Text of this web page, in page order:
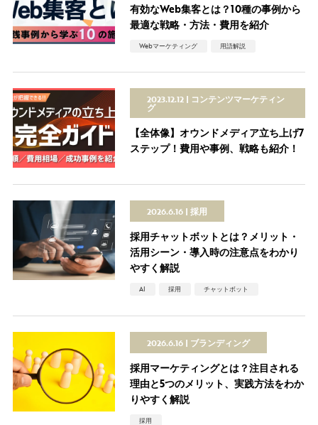
有効なWeb集客とは？10種の事例から
最適な戦略・方法・費用を紹介
Webマーケティング 用語解説
2023.12.12 コンテンツマーケティン
グ
【全体像】オウンドメディア立ち上げ7
ステップ！費用や事例、戦略も紹介！
2026.6.16 採用
採用チャットボットとは？メリット・
活用シーン・導入時の注意点をわかり
やすく解説
AI 採用 チャットボット
2026.6.16 ブランディング
採用マーケティングとは？注目される
理由と5つのメリット、実践方法をわか
りやすく解説
採用